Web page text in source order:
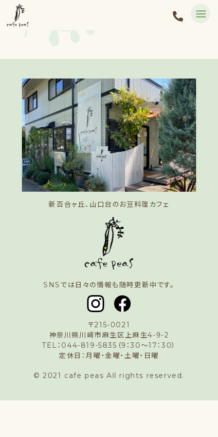
新百合ヶ丘、山口台のお豆料理カフェ
SNSでは日々の情報も随時更新中です。
〒215-0021
神奈川県川崎市麻生区上麻生4-9-2
TEL：044-819-5835（9：30〜17：30）
定休日：月曜・金曜・土曜・日曜
© 2021 cafe peas All rights reserved.